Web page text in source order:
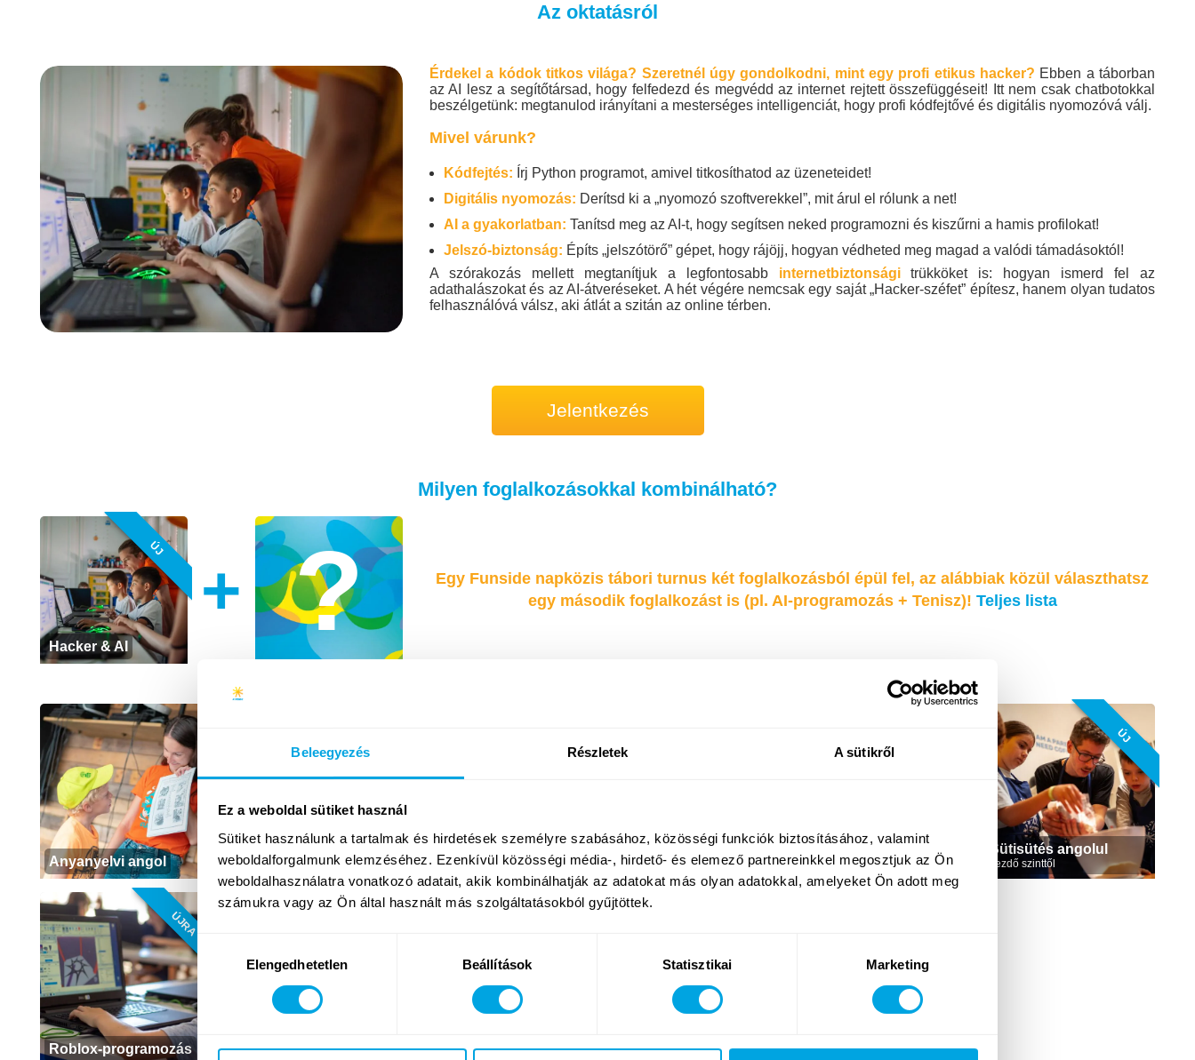
Beleegyezés Részletek A sütikről
Ez a weboldal sütiket használ
Sütiket használunk a tartalmak és hirdetések személyre szabásához, közösségi funkciók biztosításához, valamint
weboldalforgalmunk elemzéséhez. Ezenkívül közösségi média-, hirdető- és elemező partnereinkkel megosztjuk az Ön
weboldalhasználatra vonatkozó adatait, akik kombinálhatják az adatokat más olyan adatokkal, amelyeket Ön adott meg
számukra vagy az Ön által használt más szolgáltatásokból gyűjtöttek.
kiválasztásaElengedhetetlen Beállítások Statisztikai Marketing
Az oktatásról
Érdekel a kódok titkos világa? Szeretnél úgy gondolkodni, mint egy profi etikus hacker? Ebben a táborban
az AI lesz a segítőtársad, hogy felfedezd és megvédd az internet rejtett összefüggéseit! Itt nem csak chatbotokkal
beszélgetünk: megtanulod irányítani a mesterséges intelligenciát, hogy profi kódfejtővé és digitális nyomozóvá válj.
Mivel várunk?
Kódfejtés: Írj Python programot, amivel titkosíthatod az üzeneteidet!
Digitális nyomozás: Derítsd ki a „nyomozó szoftverekkel”, mit árul el rólunk a net!
AI a gyakorlatban: Tanítsd meg az AI-t, hogy segítsen neked programozni és kiszűrni a hamis profilokat!
Jelszó-biztonság: Építs „jelszótörő” gépet, hogy rájöjj, hogyan védheted meg magad a valódi támadásoktól!
A szórakozás mellett megtanítjuk a legfontosabb internetbiztonságitrükköket is: hogyan ismerd fel az
adathalászokat és az AI-átveréseket. A hét végére nemcsak egy saját „Hacker-széfet” építesz, hanem olyan tudatos
felhasználóvá válsz, aki átlát a szitán az online térben.
Jelentkezés
Milyen foglalkozásokkal kombinálható?
ÚJ
Hacker & AI
+
Egy Funside napközis tábori turnus két foglalkozásból épül fel, az alábbiak közül választhatsz
egy második foglalkozást is (pl. AI-programozás + Tenisz)! Teljes lista
Anyanyelvi angol (foci, röpi, kosárlabda...) Tenisz
Amigurumi
plüsskészítés
Sütisütés
ÚJ
Sütisütés angolul
kezdő szinttől
ÚJRA
Roblox-programozás
ÚJ TARTALOM
Minecraft-programozás